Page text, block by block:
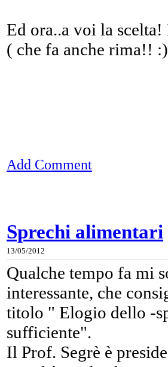
Ed ora..a voi la
( che fa anche rima!! :)
Add Comment
Sprechi alimentari
13/05/2012
Qualche tempo fa mi
interessante, che
titolo " Elogio dello -
sufficiente".
Il Prof. Segrè è